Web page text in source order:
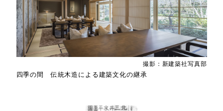
四季の間 伝統木造による建築文化の継承
撮影：新建築社写真部